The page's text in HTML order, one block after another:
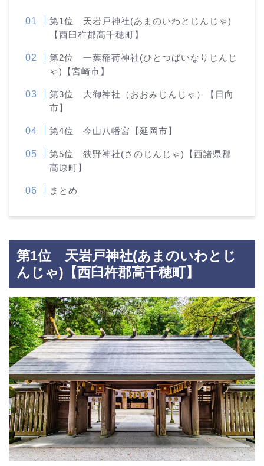
第1位 天岩戸神社(あまのいわとじんじゃ)
【西臼杵郡高千穂町】
第2位 一葉稲荷神社(ひとつばいなりじんじ
ゃ)【宮崎市】
第3位 大御神社（おおみじんじゃ）【日向
市】
第4位 今山八幡宮【延岡市】
第5位 狭野神社(さのじんじゃ)【西諸県郡
高原町】
まとめ
第1位 天岩戸神社(あまのいわとじ
んじゃ)【西臼杵郡高千穂町】